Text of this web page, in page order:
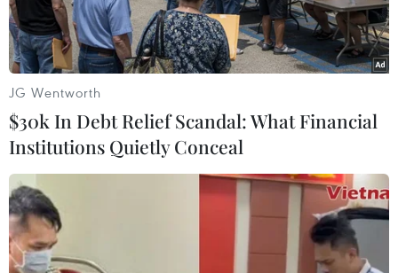
Tòa nhà Quốc hội Mỹ tại Washington, D.C. (Ảnh: THX/TTXVN)
JG Wentworth
$30k In Debt Relief Scandal: What Financial
Institutions Quietly Conceal